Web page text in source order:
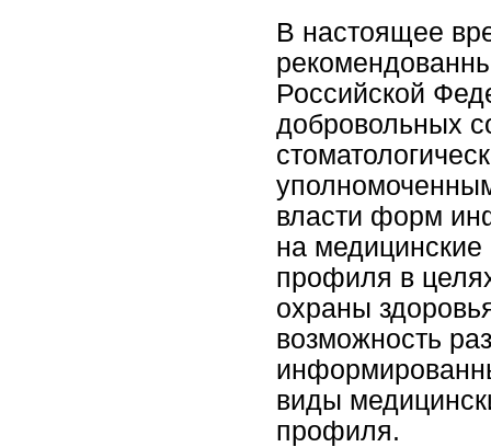
В настоящее
Российской
добровольных
власти форм
на медицинские
профиля в
охраны
возможность
виды
профиля.